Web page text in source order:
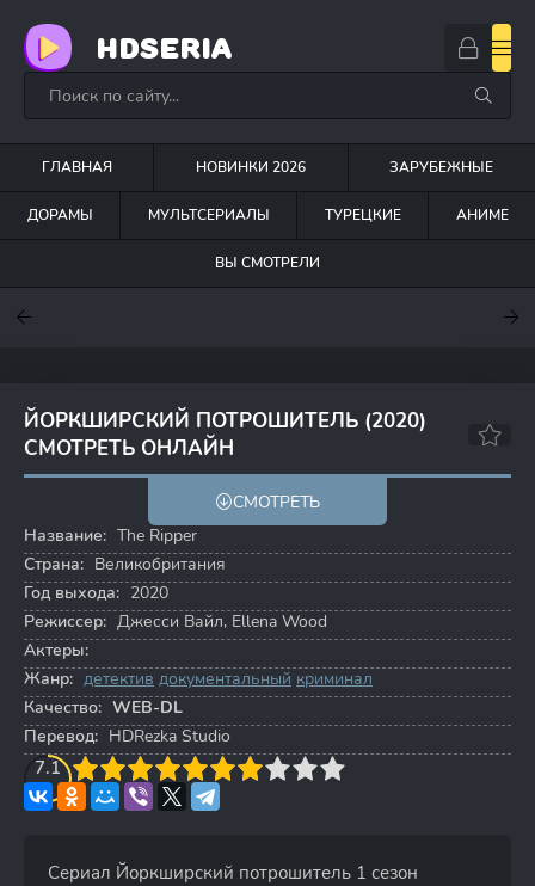
HDSERIA
ГЛАВНАЯ НОВИНКИ 2026 ЗАРУБЕЖНЫЕ
ДОРАМЫ МУЛЬТСЕРИАЛЫ ТУРЕЦКИЕ АНИМЕ
ВЫ СМОТРЕЛИ
ЙОРКШИРСКИЙ ПОТРОШИТЕЛЬ (2020)
СМОТРЕТЬ ОНЛАЙН
7.2
СМОТРЕТЬ
Название: The Ripper
Страна: Великобритания
Год выхода: 2020
Режиссер: Джесси Вайл, Ellena Wood
Актеры:
Жанр: детектив документальный криминал
Качество: WEB-DL
Перевод: HDRezka Studio
7.1
4 5 6 7 8 9 10
Сериал Йоркширский потрошитель 1 сезон